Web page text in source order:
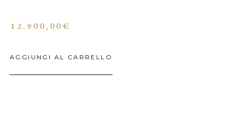
12.900,00€
AGGIUNGI AL CARRELLO